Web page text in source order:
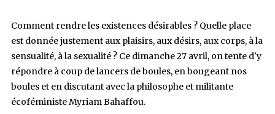
Comment rendre les existences désirables ? Quelle place
est donnée justement aux plaisirs, aux désirs, aux corps, à la
sensualité, à la sexualité ? Ce dimanche 27 avril, on tente d'y
répondre à coup de lancers de boules, en bougeant nos
boules et en discutant avec la philosophe et militante
écoféministe Myriam Bahaffou.